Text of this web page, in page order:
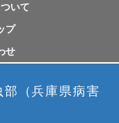
いて
プ
せ
部（兵庫県病害